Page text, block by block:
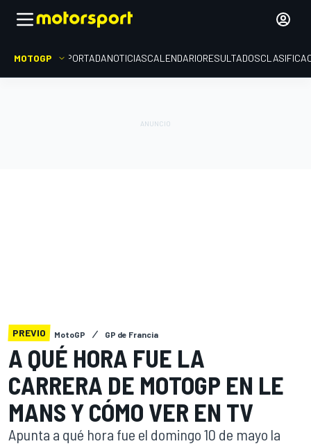
MOTOGP PORTADANOTICIASCALENDARIORESULTADOS
PREVIO MotoGP GP de Francia
A QUÉ HORA FUE LA
CARRERA DE MOTOGP EN LE
MANS Y CÓMO VER EN TV
Apunta a qué hora fue el domingo 10 de mayo la